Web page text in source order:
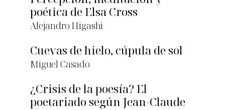
poética de Elsa Cross
Alejandro Higashi
Cuevas de hielo, cúpula de sol
Miguel Casado
¿Crisis de la poesía? El
poetariado según Jean-Claude